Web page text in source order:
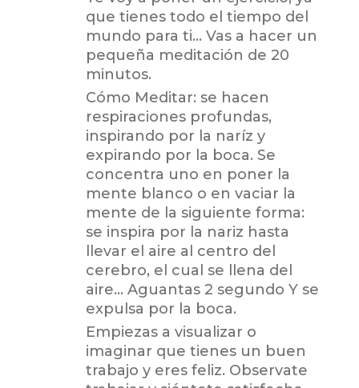
que tienes todo el tiempo del
mundo para ti… Vas a hacer un
pequeña meditación de 20
minutos.
Cómo Meditar: se hacen
respiraciones profundas,
inspirando por la naríz y
expirando por la boca. Se
concentra uno en poner la
mente blanco o en vaciar la
mente de la siguiente forma:
se inspira por la nariz hasta
llevar el aire al centro del
cerebro, el cual se llena del
aire… Aguantas 2 segundo Y se
expulsa por la boca.
Empiezas a visualizar o
imaginar que tienes un buen
trabajo y eres feliz. Observate